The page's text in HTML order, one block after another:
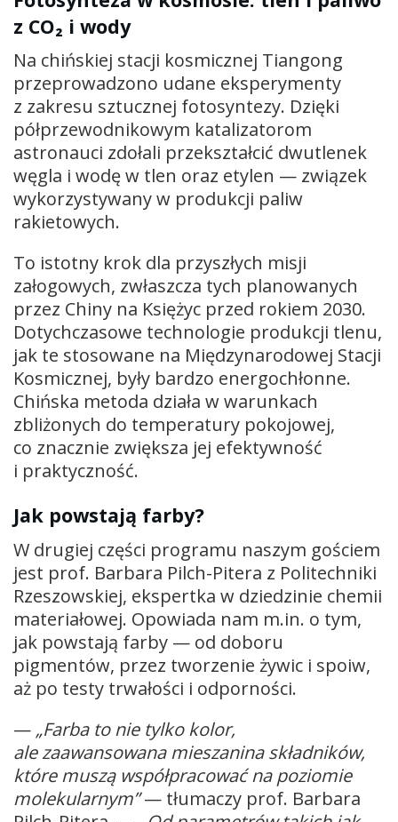
z CO₂ i wody
Na chińskiej stacji kosmicznej Tiangong
przeprowadzono udane eksperymenty
z zakresu sztucznej fotosyntezy. Dzięki
półprzewodnikowym katalizatorom
astronauci zdołali przekształcić dwutlenek
węgla i wodę w tlen oraz etylen — związek
wykorzystywany w produkcji paliw
rakietowych.
To istotny krok dla przyszłych misji
załogowych, zwłaszcza tych planowanych
przez Chiny na Księżyc przed rokiem 2030.
Dotychczasowe technologie produkcji tlenu,
jak te stosowane na Międzynarodowej Stacji
Kosmicznej, były bardzo energochłonne.
Chińska metoda działa w warunkach
zbliżonych do temperatury pokojowej,
co znacznie zwiększa jej efektywność
i praktyczność.
Jak powstają farby?
W drugiej części programu naszym gościem
jest prof. Barbara Pilch-Pitera z Politechniki
Rzeszowskiej, ekspertka w dziedzinie chemii
materiałowej. Opowiada nam m.in. o tym,
jak powstają farby — od doboru
pigmentów, przez tworzenie żywic i spoiw,
aż po testy trwałości i odporności.
— „Farba to nie tylko kolor,
ale zaawansowana mieszanina składników,
które muszą współpracować na poziomie
molekularnym”— tłumaczy prof. Barbara